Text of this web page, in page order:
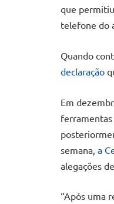
que
telefone do
Quando
declaração
Em
semana, a
alegações
“Após uma